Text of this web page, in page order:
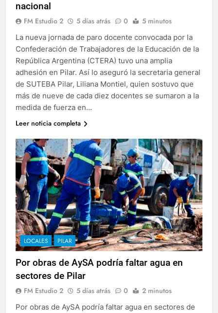
nacional
FM Estudio 2 5 días atrás 0 5 minutos
La nueva jornada de paro docente convocada por la
Confederación de Trabajadores de la Educación de la
República Argentina (CTERA) tuvo una amplia
adhesión en Pilar. Así lo aseguró la secretaria general
de SUTEBA Pilar, Liliana Montiel, quien sostuvo que
más de nueve de cada diez docentes se sumaron a la
medida de fuerza en…
Leer noticia completa
LOCALES PILAR
Por obras de AySA podría faltar agua en
sectores de Pilar
FM Estudio 2 5 días atrás 0 2 minutos
Por obras de AySA podría faltar agua en sectores de